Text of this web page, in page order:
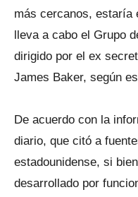
más cercanos, estaría
lleva a cabo el Grupo
dirigido por el ex
James Baker, según
De acuerdo con la
diario, que citó a
estadounidense, si
desarrollado por